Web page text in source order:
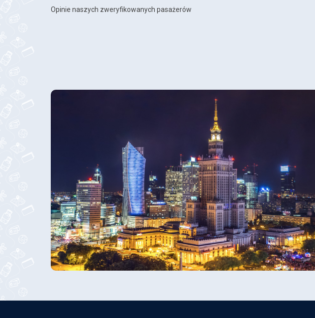
Opinie naszych zweryfikowanych pasażerów